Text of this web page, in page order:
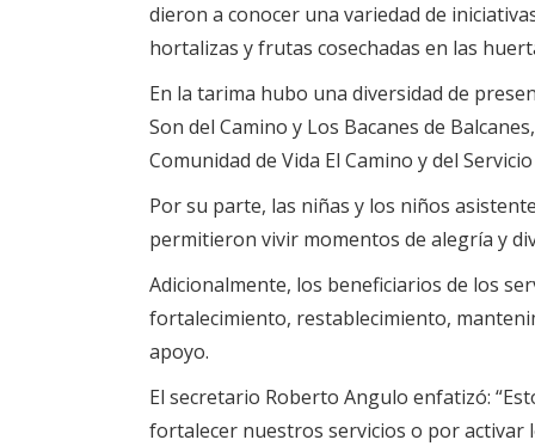
dieron a conocer una variedad de
hortalizas y frutas cosechadas en las
En la tarima hubo una diversidad de
Son del Camino y Los Bacanes de
Comunidad de Vida El Camino y del
Por su parte, las niñas y los niños
permitieron vivir momentos de alegría y
Adicionalmente, los beneficiarios de los
fortalecimiento, restablecimiento,
apoyo.
El secretario Roberto Angulo enfatizó:
fortalecer nuestros servicios o por activar